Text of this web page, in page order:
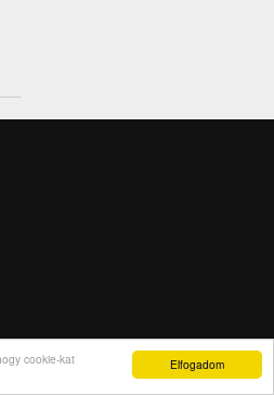
Elfogadom
cookie-kat